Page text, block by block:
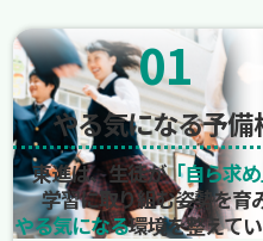
01
やる気になる予備
東進は、生徒が「自ら求め
学習に取り組む姿勢を育
やる気になる環境を整えてい